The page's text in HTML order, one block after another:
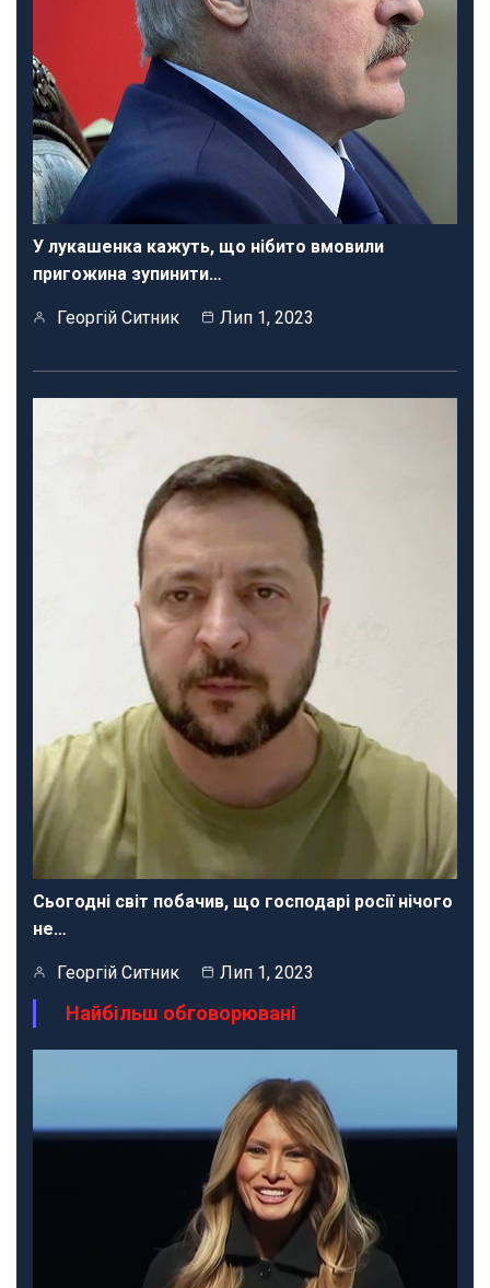
У лукашенка кажуть, що нібито вмовили
пригожина зупинити…
Георгій Ситник Лип 1, 2023
Сьогодні світ побачив, що господарі росії нічого
не…
Георгій Ситник Лип 1, 2023
Найбільш обговорювані